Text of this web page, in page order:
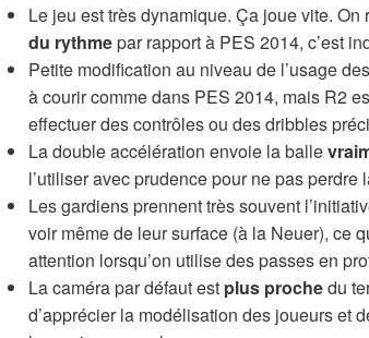
Le jeu est très dynamique. Ça joue vite. On
du rythmepar rapport à PES 2014, c’est
Petite modification au niveau de l’usage
à courir comme dans PES 2014, mais R2
effectuer des contrôles ou des dribbles
La double accélération envoie la balle
l’utiliser avec prudence pour ne pas perdre
Les gardiens prennent très souvent
voir même de leur surface (à la Neuer), ce
attention lorsqu’on utilise des passes en
La caméra par défaut est plus prochedu
d’apprécier la modélisation des joueurs et